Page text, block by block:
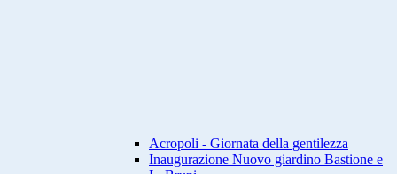
Acropoli - Giornata della gentilezza
Inaugurazione Nuovo giardino Bastione e